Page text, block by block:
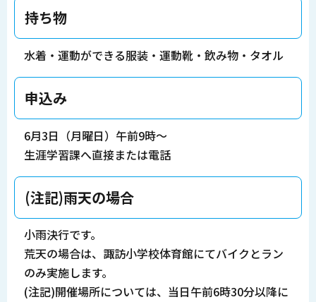
持ち物
水着・運動ができる服装・運動靴・飲み物・タオル
申込み
6月3日（月曜日）午前9時～
生涯学習課へ直接または電話
(注記)雨天の場合
小雨決行です。
荒天の場合は、諏訪小学校体育館にてバイクとラン
のみ実施します。
(注記)開催場所については、当日午前6時30分以降に